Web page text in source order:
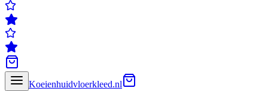
Koeienhuidvloerkleed.nl